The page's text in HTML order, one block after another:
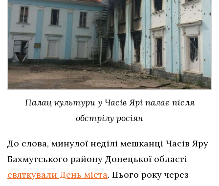
Палац культури у Часів Ярі палає після
обстрілу росіян
До слова, минулої неділі мешканці Часів Яру
Бахмутського району Донецької області
святкували День міста. Цього року через